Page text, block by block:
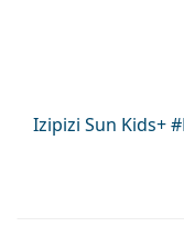
Izipizi Sun Kids+